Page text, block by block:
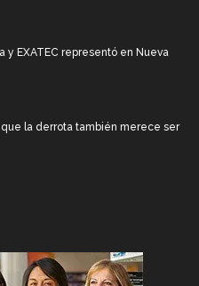
y EXATEC representó en Nueva
la derrota también merece ser